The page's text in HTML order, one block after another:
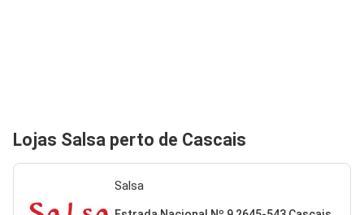
Lojas Salsa perto de Cascais
Salsa